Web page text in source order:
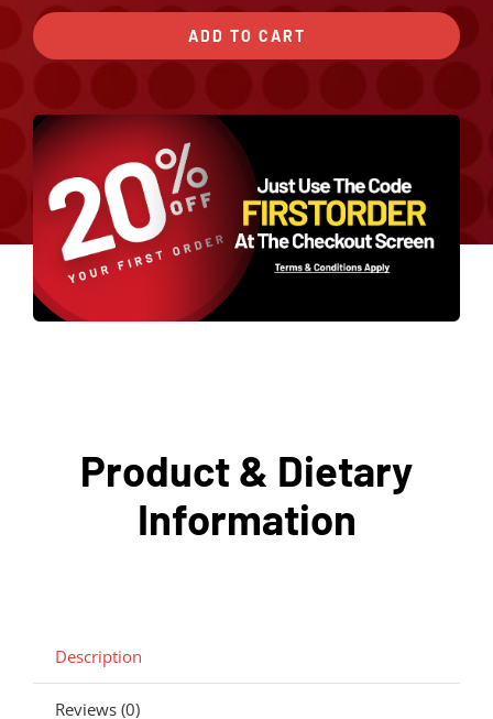
Salad
quantity
ADD TO CART
Product & Dietary
Information
Description
Reviews (0)